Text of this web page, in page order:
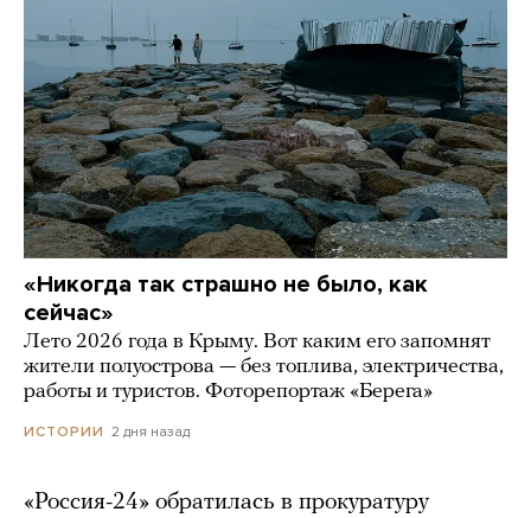
«Никогда так страшно не было, как
сейчас»
Лето 2026 года в Крыму. Вот каким его запомнят
жители полуострова — без топлива, электричества,
работы и туристов. Фоторепортаж «Берега»
ИСТОРИИ 2 дня назад
«Россия-24» обратилась в прокуратуру